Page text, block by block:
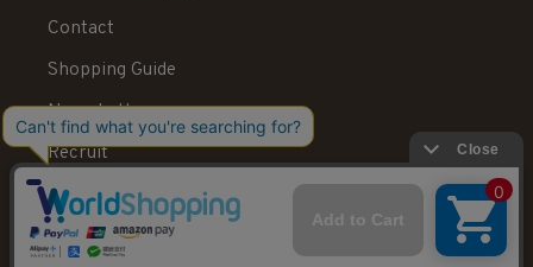
Contact
Shopping Guide
News Letter
Recruit
Legal Information